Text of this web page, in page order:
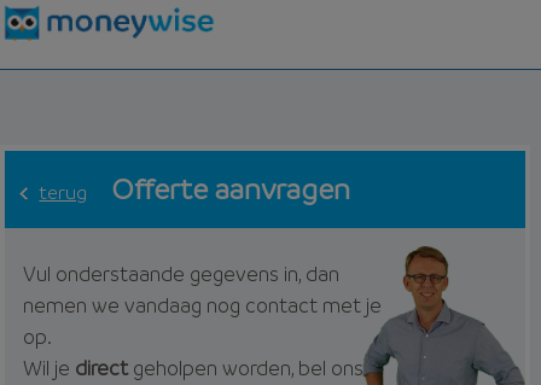
terug Offerte aanvragen
Vul onderstaande gegevens in, dan
nemen we vandaag nog contact met je
op.
Wil je directgeholpen worden, bel ons